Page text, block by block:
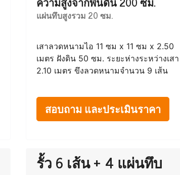
แผ่นทึบสูงรวม 20 ซม.
เสาลวดหนามไอ 11 ซม x 11 ซม x 2.50
เมตร ฝังดิน 50 ซม. ระยะห่างระหว่างเสา
2.10 เมตร ขึงลวดหนามจำนวน 9 เส้น
สอบถาม และประเมินราคา
รั้ว 6 เส้น + 4 แผ่นทึบ